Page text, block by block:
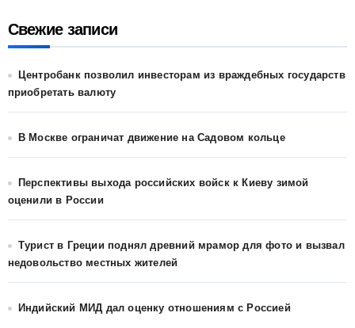
Свежие записи
Центробанк позволил инвесторам из враждебных государств
приобретать валюту
В Москве ограничат движение на Садовом кольце
Перспективы выхода российских войск к Киеву зимой
оценили в России
Турист в Греции поднял древний мрамор для фото и вызвал
недовольство местных жителей
Индийский МИД дал оценку отношениям с Россией